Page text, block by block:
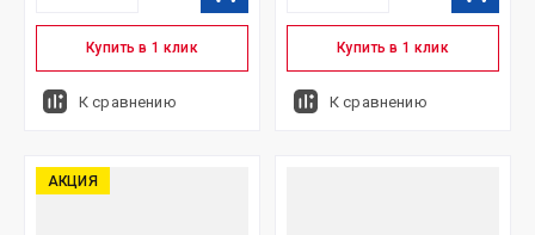
Купить в 1 клик
К сравнению
Купить в 1 клик
К сравнению
АКЦИЯ